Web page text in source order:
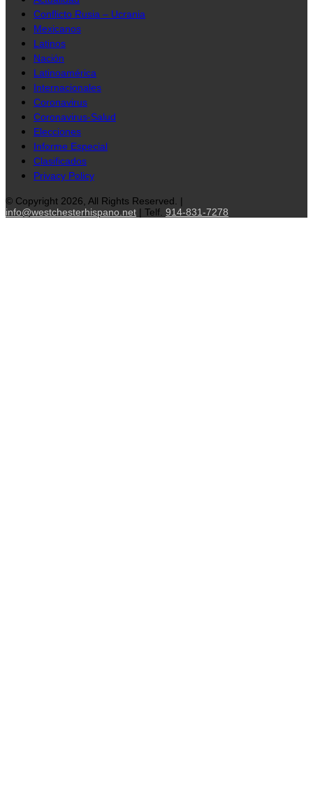
Conflicto Rusia – Ucrania
Mexicanos
Latinos
Nación
Latinoamérica
Internacionales
Coronavirus
Coronavirus-Salud
Elecciones
Informe Especial
Clasificados
Privacy Policy
© Copyright 2026, All Rights Reserved. |
info@westchesterhispano.net | Telf. 914-831-7278